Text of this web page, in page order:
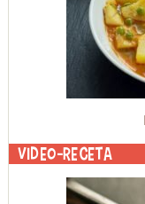
Video-receta